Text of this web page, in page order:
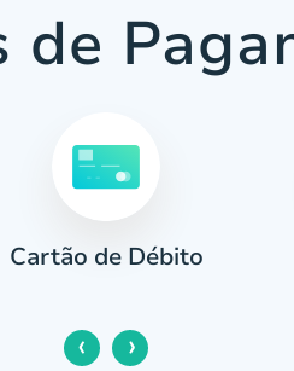
de
Cartão de Débito
‹ ›